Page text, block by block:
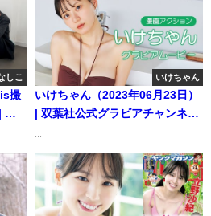
しこ
撮
桃
いけちゃん
いけちゃん（2023年06月23日）
| 双葉社公式グラビアチャンネル